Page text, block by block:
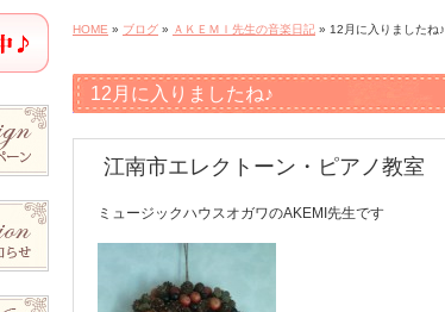
HOME » ブログ » ＡＫＥＭＩ先生の音楽日記 » 12月に入りましたね♪
12月に入りましたね♪
江南市エレクトーン・ピアノ教室
ミュージックハウスオガワのAKEMI先生です